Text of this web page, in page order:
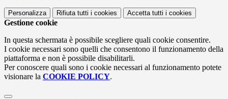
Personalizza Rifiuta tutti i cookies Accetta tutti i cookies
Gestione cookie
In questa schermata è possibile scegliere quali cookie consentire.
I cookie necessari sono quelli che consentono il funzionamento della
piattaforma e non è possibile disabilitarli.
Per conoscere quali sono i cookie necessari al funzionamento potete
visionare la COOKIE POLICY.